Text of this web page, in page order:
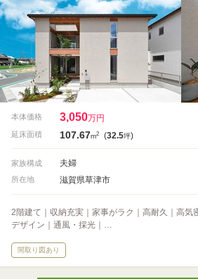
本体価格 3,050万円
延床面積 107.67m2 (32.5坪)
家族構成 夫婦
所在地 滋賀県草津市
2階建て｜収納充実｜家事がラク｜高耐久｜高気
デザイン｜通風・採光｜…
間取り図あり